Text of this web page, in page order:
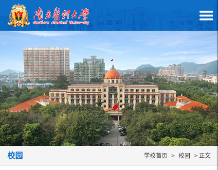
校园 学校首页 > 校园 > 正文